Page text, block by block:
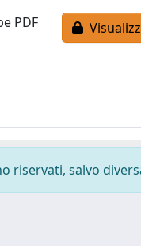
PDF
riservati, salvo